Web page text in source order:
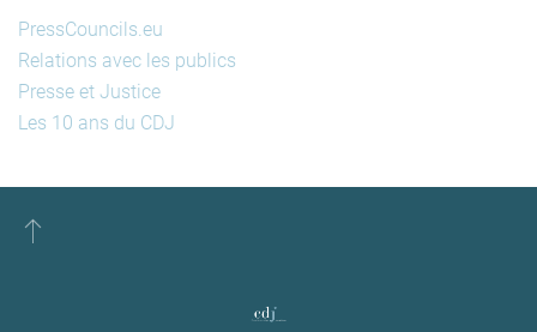
PressCouncils.eu
Relations avec les publics
Presse et Justice
Les 10 ans du CDJ